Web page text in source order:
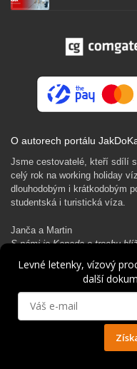
O autorech portálu
Jsme cestovatelé, kteří sdílí
celý rok na working holiday
dlouhodobým i krátkodobým
studentská i turistická víza.
Janča a Martin
S námi je Kanada o trochu
Rádi Ti pomůžeme s
Levné letenky, vízový
další